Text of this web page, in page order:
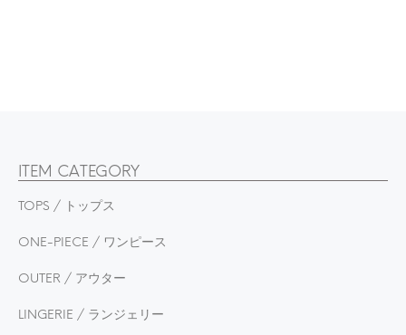
ITEM CATEGORY
TOPS / トップス
ONE-PIECE / ワンピース
OUTER / アウター
LINGERIE / ランジェリー